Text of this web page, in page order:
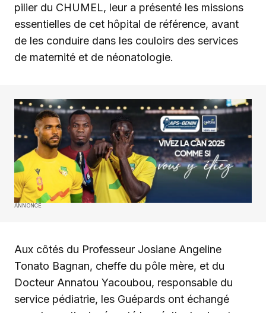
pilier du CHUMEL, leur a présenté les missions
essentielles de cet hôpital de référence, avant
de les conduire dans les couloirs des services
de maternité et de néonatologie.
ANNONCE
Aux côtés du Professeur Josiane Angeline
Tonato Bagnan, cheffe du pôle mère, et du
Docteur Annatou Yacoubou, responsable du
service pédiatrie, les Guépards ont échangé